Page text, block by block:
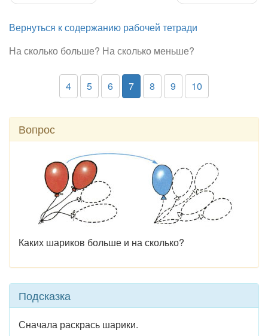
Вернуться к содержанию рабочей тетради
На сколько больше? На сколько меньше?
4 5 6 7 8 9 10
Вопрос
Каких шариков больше и на сколько?
Подсказка
Сначала раскрась шарики.